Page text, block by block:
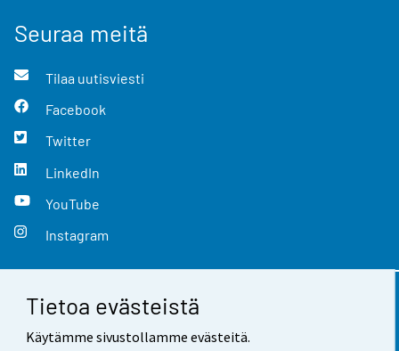
Tietoa evästeistä
Käytämme sivustollamme evästeitä.
Seuraa meitä
Tilaa uutisviesti
Facebook
Twitter
LinkedIn
YouTube
Instagram
Yhteystiedot
Palaute